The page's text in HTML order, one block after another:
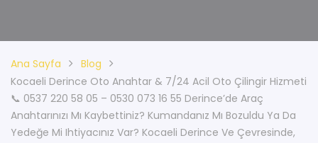
Ana Sayfa
Blog
Kocaeli Derince Oto Anahtar & 7/24 Acil Oto Çilingir Hizmeti
📞 0537 220 58 05 – 0530 073 16 55 Derince’de Araç
Anahtarınızı Mı Kaybettiniz? Kumandanız Mı Bozuldu Ya Da
Yedeğe Mi Ihtiyacınız Var? Kocaeli Derince Ve Çevresinde,